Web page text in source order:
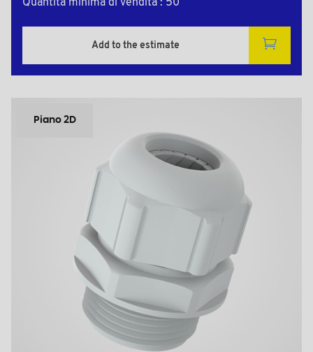
Quantità minima di vendita : 50
Add to the estimate
Piano 2D